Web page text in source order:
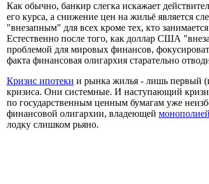
Как обычно, банкир слегка искажает
его курса, а снижение цен на жильё является
"внезапным" для всех кроме тех, кто
Естественно после того, как доллар США
проблемой для мировых финансов,
факта финансовая олигархия старательно
Кризис ипотеки и рынка жилья - лишь первый
кризиса. Они системные. И наступающий
по государственным ценным бумагам уже
финансовой олигархии, владеющей монополией
лодку слишком рьяно.